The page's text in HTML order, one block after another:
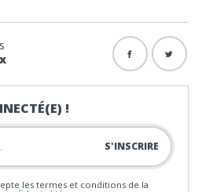
!
les termes et conditions de la